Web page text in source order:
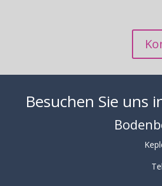
Besuchen Sie uns